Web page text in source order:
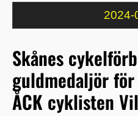
2024-
Skånes
guldmedaljör
ÅCK cyklisten